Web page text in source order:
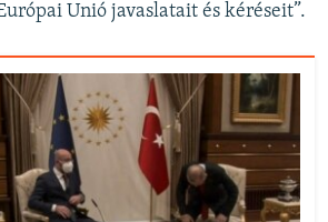
Unió javaslatait és kéréseit”.